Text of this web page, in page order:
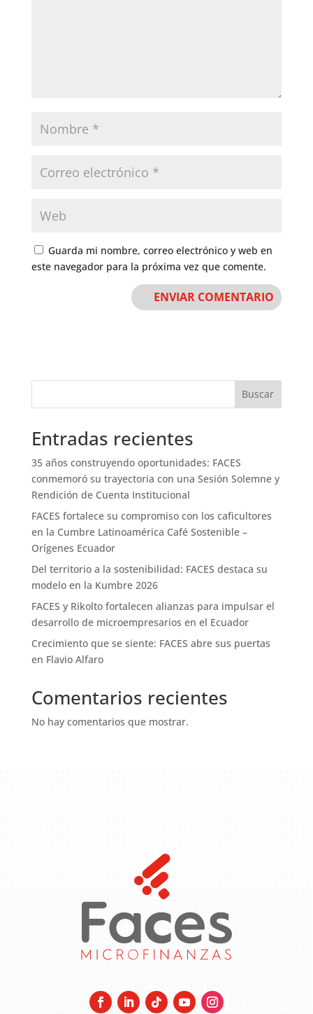
Guarda mi nombre, correo electrónico y web en
este navegador para la próxima vez que comente.
Buscar
Entradas recientes
35 años construyendo oportunidades: FACES
conmemoró su trayectoria con una Sesión Solemne y
Rendición de Cuenta Institucional
FACES fortalece su compromiso con los caficultores
en la Cumbre Latinoamérica Café Sostenible –
Orígenes Ecuador
Del territorio a la sostenibilidad: FACES destaca su
modelo en la Kumbre 2026
FACES y Rikolto fortalecen alianzas para impulsar el
desarrollo de microempresarios en el Ecuador
Crecimiento que se siente: FACES abre sus puertas
en Flavio Alfaro
Comentarios recientes
No hay comentarios que mostrar.